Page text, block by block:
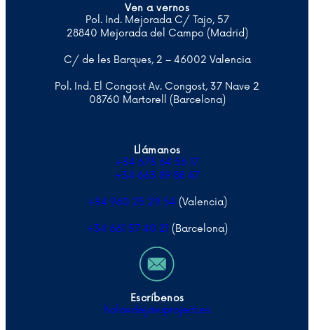
Ven a vernos
Pol. Ind. Mejorada C/ Tajo, 57
28840 Mejorada del Campo (Madrid)
C/ de les Barques, 2 – 46002 Valencia
Pol. Ind. El Congost Av. Congost, 37 Nave 2
08760 Martorell (Barcelona)
Llámanos
+34 673 64 56 17
+34 663 89 88 47
+34 960 25 29 54 (Valencia)
+34 661 57 40 21 (Barcelona)
Escríbenos
hola@dejavuproject.es